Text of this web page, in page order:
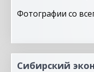
Фотографии со
Сибирский